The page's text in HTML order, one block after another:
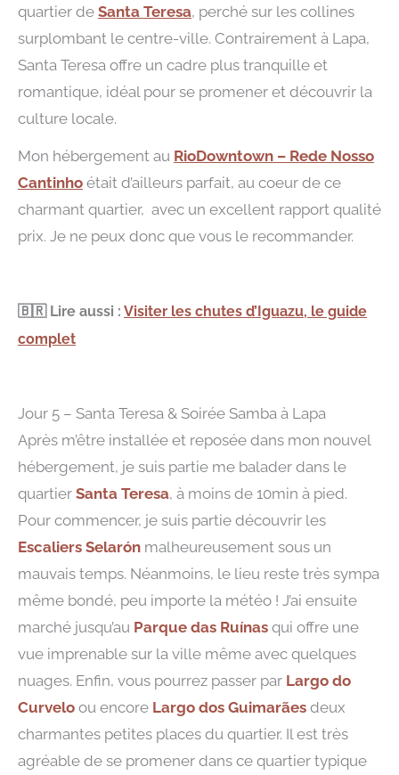
quartier de Santa Teresa, perché sur les collines
surplombant le centre-ville. Contrairement à Lapa,
Santa Teresa offre un cadre plus tranquille et
romantique, idéal pour se promener et découvrir la
culture locale.
Mon hébergement au RioDowntown – Rede Nosso
Cantinho était d’ailleurs parfait, au coeur de ce
charmant quartier, avec un excellent rapport qualité
prix. Je ne peux donc que vous le recommander.
🇧🇷 Lire aussi : Visiter les chutes d’Iguazu, le guide
complet
Jour 5 – Santa Teresa & Soirée Samba à Lapa
Après m’être installée et reposée dans mon nouvel
hébergement, je suis partie me balader dans le
quartier Santa Teresa, à moins de 10min à pied.
Pour commencer, je suis partie découvrir les
Escaliers Selarón malheureusement sous un
mauvais temps. Néanmoins, le lieu reste très sympa
même bondé, peu importe la météo ! J’ai ensuite
marché jusqu’au Parque das Ruínas qui offre une
vue imprenable sur la ville même avec quelques
nuages. Enfin, vous pourrez passer par Largo do
Curvelo ou encore Largo dos Guimarães deux
charmantes petites places du quartier. Il est très
agréable de se promener dans ce quartier typique